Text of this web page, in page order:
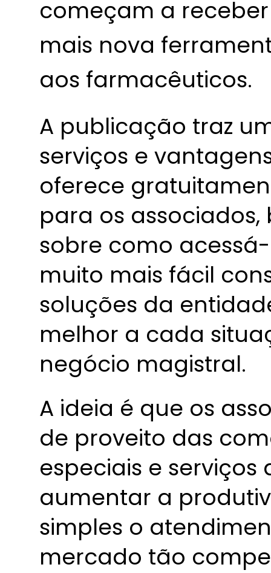
começam a
mais nova
aos farmacêuticos.
A publicação traz
serviços e
oferece
para os
sobre como
muito mais fácil
soluções da
melhor a cada
negócio magistral.
A ideia é que os
de proveito das
especiais e
aumentar a
simples o
mercado tão